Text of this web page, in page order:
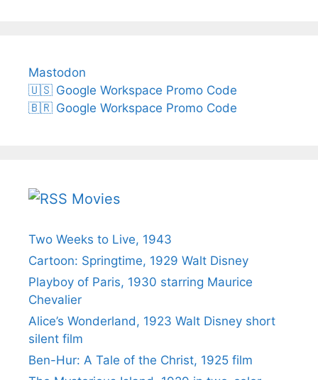
Mastodon
🇺🇸 Google Workspace Promo Code
🇧🇷 Google Workspace Promo Code
Movies
Two Weeks to Live, 1943
Cartoon: Springtime, 1929 Walt Disney
Playboy of Paris, 1930 starring Maurice
Chevalier
Alice’s Wonderland, 1923 Walt Disney short
silent film
Ben-Hur: A Tale of the Christ, 1925 film